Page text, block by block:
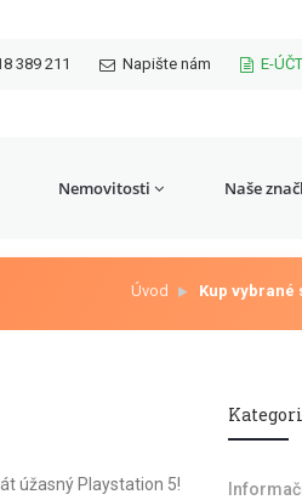
389 211 Napište nám E-
Nemovitosti Naše
Úvod Kup vybrané
úžasný Playstation 5!